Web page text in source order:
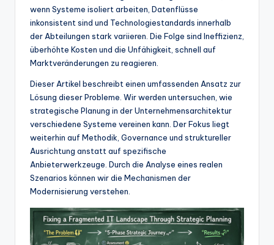
si
&
S
ft
w
wenn Systeme isoliert arbeiten, Datenflüsse
inkonsistent sind und Technologiestandards innerhalb
der Abteilungen stark variieren. Die Folge sind Ineffizienz,
überhöhte Kosten und die Unfähigkeit, schnell auf
Marktveränderungen zu reagieren.
Dieser Artikel beschreibt einen umfassenden Ansatz zur
Lösung dieser Probleme. Wir werden untersuchen, wie
strategische Planung in der Unternehmensarchitektur
verschiedene Systeme vereinen kann. Der Fokus liegt
weiterhin auf Methodik, Governance und struktureller
Ausrichtung anstatt auf spezifische
Anbieterwerkzeuge. Durch die Analyse eines realen
Szenarios können wir die Mechanismen der
Modernisierung verstehen.